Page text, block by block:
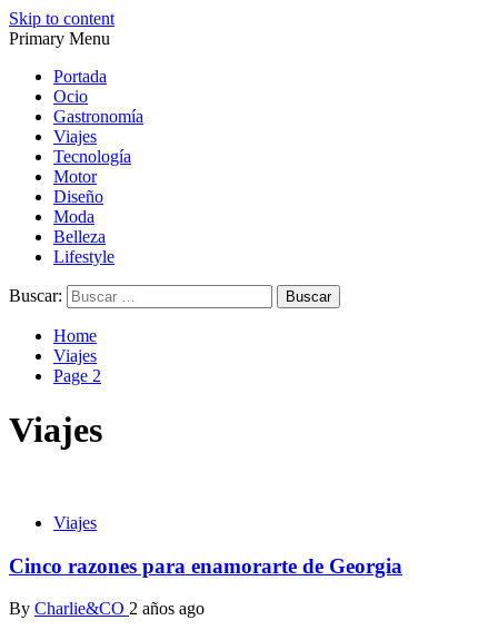
Skip to content
diseño…
diseño…
Primary Menu
Portada
Ocio
Gastronomía
Viajes
Tecnología
Motor
Diseño
Moda
Belleza
Lifestyle
Buscar:
Home
Viajes
Page 2
Viajes
Viajes
Cinco razones para enamorarte de Georgia
By Charlie&CO 2 años ago